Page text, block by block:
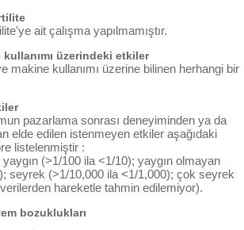
ait çalışma yapılmamıştır.
üzerindeki etkiler
makine kullanımı üzerine bilinen herhangi bir
pazarlama sonrası deneyiminden ya da
elde edilen istenmeyen etkiler aşağıdaki
listelenmiştir :
(>1/100 ila <1/10); yaygın olmayan
seyrek (>1/10,000 ila <1/1,000); çok seyrek
hareketle tahmin edilemiyor).
bozuklukları